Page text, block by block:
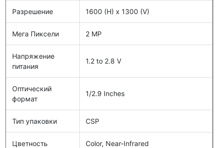
Разрешение 1600 (H) x 1300 (V)
Мега Пиксели 2 MP
Напряжение
питания
1.2 to 2.8 V
Оптический
формат
1/2.9 Inches
Тип упаковки CSP
Цветность Color, Near-Infrared